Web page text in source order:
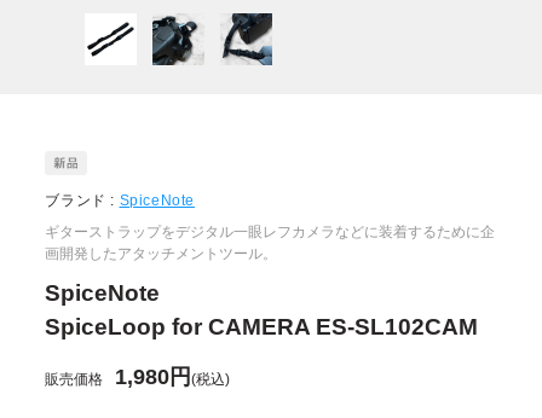
ブランド : SpiceNote
ギターストラップをデジタル一眼レフカメラなどに装着するために企
画開発したアタッチメントツール。
SpiceNote
SpiceLoop for CAMERA ES-SL102CAM
販売価格 1,980円(税込)